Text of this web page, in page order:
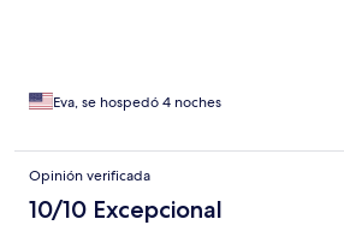
also saw baby turtles leave their nests to
this property and found that 4 nights for
amount of time. Oh and the helicopter
worth the money!
Eva, se hospedó 4 noches
Opinión verificada
10/10 Excepcional